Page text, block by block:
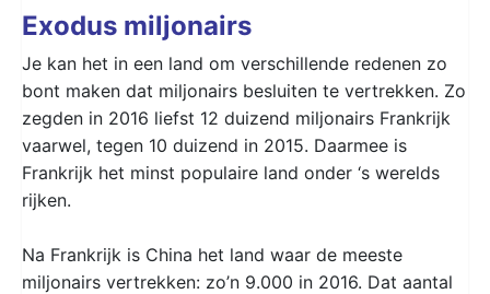
Exodus miljonairs
Je kan het in een land om verschillende redenen zo
bont maken dat miljonairs besluiten te vertrekken. Zo
zegden in 2016 liefst 12 duizend miljonairs Frankrijk
vaarwel, tegen 10 duizend in 2015. Daarmee is
Frankrijk het minst populaire land onder ‘s werelds
rijken.
Na Frankrijk is China het land waar de meeste
miljonairs vertrekken: zo’n 9.000 in 2016. Dat aantal